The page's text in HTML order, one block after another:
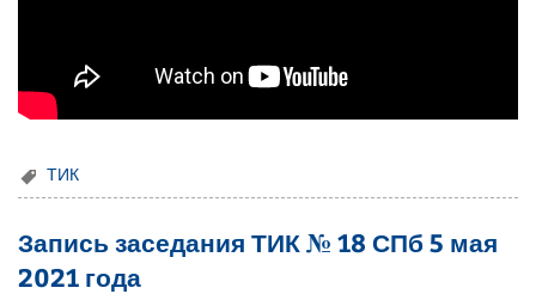
ТИК
Запись заседания ТИК № 18 СПб 5 мая
2021 года